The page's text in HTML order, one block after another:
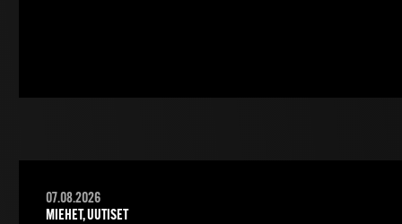
07.08.2026
MIEHET, UUTISET